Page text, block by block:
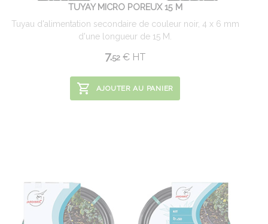
TUYAY MICRO POREUX 15 M
Tuyau d'alimentation secondaire de couleur noir, 4 x 6 mm
d'une longueur de 15 M.
7.52 €HT
AJOUTER AU PANIER